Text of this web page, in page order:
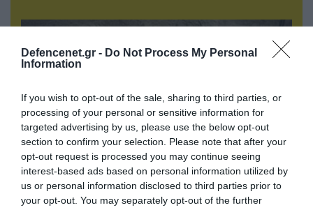
Defencenet.gr - Do Not Process My Personal
Information
If you wish to opt-out of the sale, sharing to third parties, or
processing of your personal or sensitive information for
targeted advertising by us, please use the below opt-out
section to confirm your selection. Please note that after your
opt-out request is processed you may continue seeing
interest-based ads based on personal information utilized by
us or personal information disclosed to third parties prior to
your opt-out. You may separately opt-out of the further
08.08.2026 | 12:02